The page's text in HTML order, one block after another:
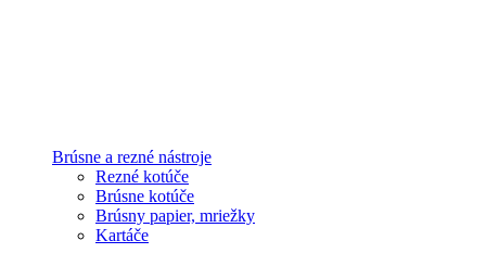
Brúsne a rezné nástroje
Rezné kotúče
Brúsne kotúče
Brúsny papier, mriežky
Kartáče